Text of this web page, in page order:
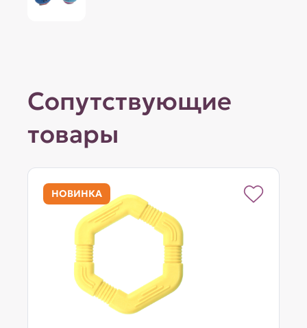
Сопутствующие
товары
НОВИНКА